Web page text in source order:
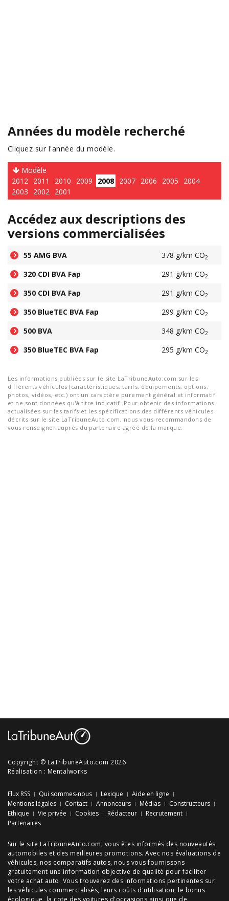
Années du modèle recherché
Cliquez sur l'année du modèle.
Modèle
2012 2011 2010 2009 2008 2007 2006 2005
2004
2003
2002 2001
Accédez aux descriptions des
versions commercialisées
55 AMG BVA 378 g/km CO2
320 CDI BVA Fap 291 g/km CO2
350 CDI BVA Fap 291 g/km CO2
350 BlueTEC BVA Fap 299 g/km CO2
500 BVA 348 g/km CO2
350 BlueTEC BVA Fap 295 g/km CO2
Les informations publiées sur le site LaTribuneAuto.com sur les
différents véhicules (caractéristiques, tarifs, équipements, options,
photos, vidéos, etc.) ont un caractère purement général et informatif
et ne sont données qu'à titre indicatif. Pour obtenir des informations
actualisées sur les tarifs et les spécifications des différents véhicules
décrits sur le site LaTribuneAuto.com, nous vous recommandons de
vous renseigner auprès du partenaire agréé de la marque.
Copyright © LaTribuneAuto.com 2026
Réalisation : Mentalworks
Flux RSS Qui sommes-nous Lexique
Aide en ligne
Mentions légales
Contact Annonceurs Médias
Constructeurs
Ethique
Vie privée Cookies Rédacteur
Recrutement
Partenaires
Sur le site LaTribuneAuto.com, vous êtes informés des nouveautés
automobiles et des meilleures promotions. Avec nos évaluations de
véhicules, nos comparatifs autos, nous vous fournissons
gratuitement une information objective de qualité pour faciliter
votre achat auto. Vous trouverez des informations pertinentes sur
les véhicules commercialisés, leurs coûts d'utilisation, le bonus
écologique , la cote des voitures d'occasions ainsi que de